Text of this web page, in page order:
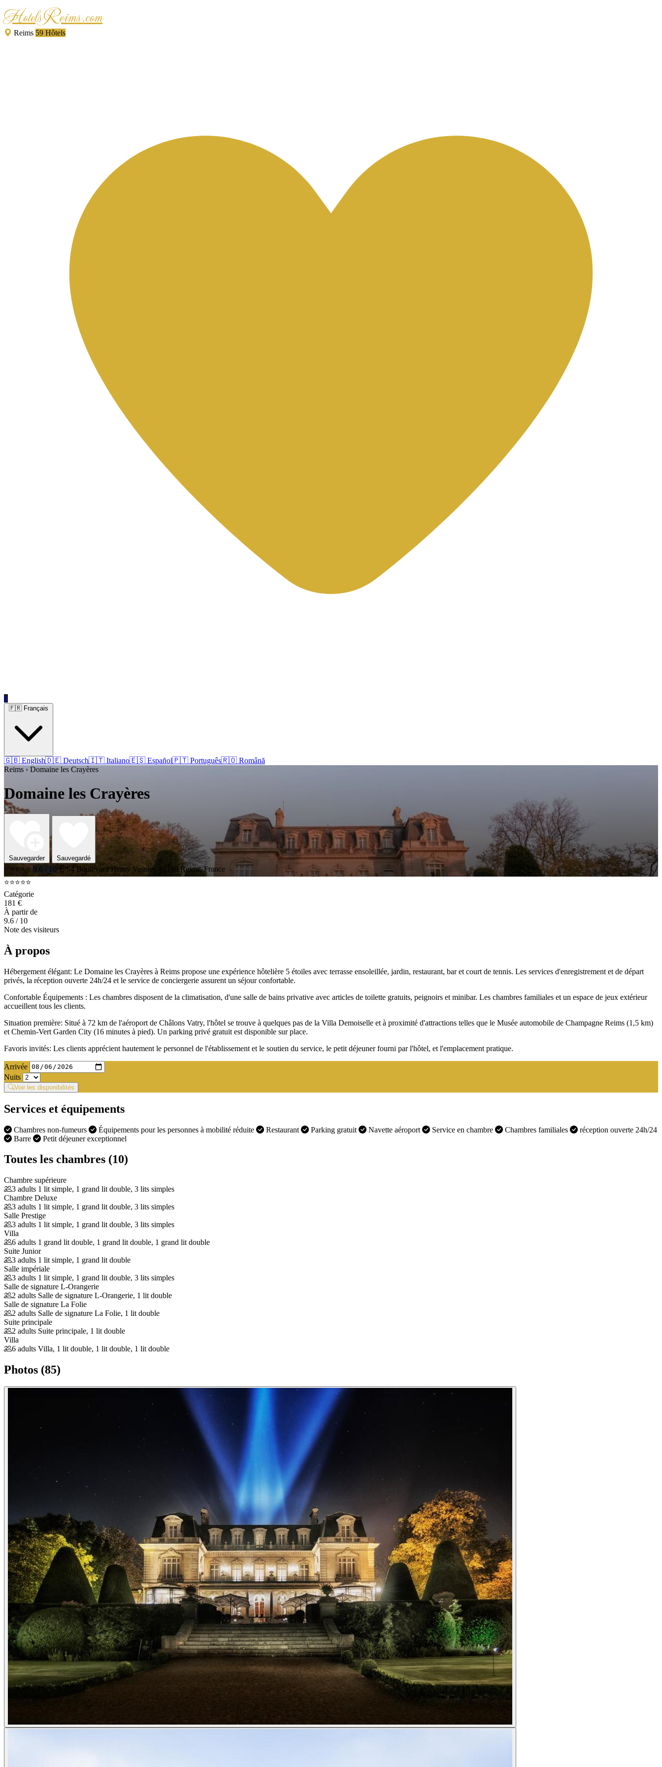
HotelsReims.com
Reims 59 Hôtels
0
🇬🇧 English🇩🇪 Deutsch🇮🇹 Italiano🇪🇸 Español🇵🇹 Português🇷🇴 Română
Reims › Domaine les Crayères
Domaine les Crayères
Sauvegarder Sauvegardé
⭐⭐⭐⭐⭐ 9.6 / 10
64 Boulevard Henry Vasnier, 51100 Reims, France
⭐⭐⭐⭐⭐
Catégorie
181 €
À partir de
9.6 / 10
Note des visiteurs
À propos
Hébergement élégant: Le Domaine les Crayères à Reims propose une expérience hôtelière 5 étoiles avec terrasse ensoleillée, jardin, restaurant, bar et court de tennis. Les services d'enregistrement et de départ
privés, la réception ouverte 24h/24 et le service de conciergerie assurent un séjour confortable.
Confortable Équipements : Les chambres disposent de la climatisation, d'une salle de bains privative avec articles de toilette gratuits, peignoirs et minibar. Les chambres familiales et un espace de jeux extérieur
accueillent tous les clients.
Situation première: Situé à 72 km de l'aéroport de Châlons Vatry, l'hôtel se trouve à quelques pas de la Villa Demoiselle et à proximité d'attractions telles que le Musée automobile de Champagne Reims (1,5 km)
et Chemin-Vert Garden City (16 minutes à pied). Un parking privé gratuit est disponible sur place.
Favoris invités: Les clients apprécient hautement le personnel de l'établissement et le soutien du service, le petit déjeuner fourni par l'hôtel, et l'emplacement pratique.
Arrivée
Nuits
Voir les disponibilités
Services et équipements
Chambres non-fumeurs Équipements pour les personnes à mobilité réduite Restaurant Parking gratuit Navette aéroport Service en chambre Chambres familiales
réception ouverte 24h/24
Barre
Petit déjeuner exceptionnel
Toutes les chambres (10)
Chambre supérieure
3 adults 1 lit simple, 1 grand lit double, 3 lits simples
Chambre Deluxe
3 adults 1 lit simple, 1 grand lit double, 3 lits simples
Salle Prestige
3 adults 1 lit simple, 1 grand lit double, 3 lits simples
Villa
6 adults 1 grand lit double, 1 grand lit double, 1 grand lit double
Suite Junior
3 adults 1 lit simple, 1 grand lit double
Salle impériale
3 adults 1 lit simple, 1 grand lit double, 3 lits simples
Salle de signature L-Orangerie
2 adults Salle de signature L-Orangerie, 1 lit double
Salle de signature La Folie
2 adults Salle de signature La Folie, 1 lit double
Suite principale
2 adults Suite principale, 1 lit double
Villa
6 adults Villa, 1 lit double, 1 lit double, 1 lit double
Photos (85)